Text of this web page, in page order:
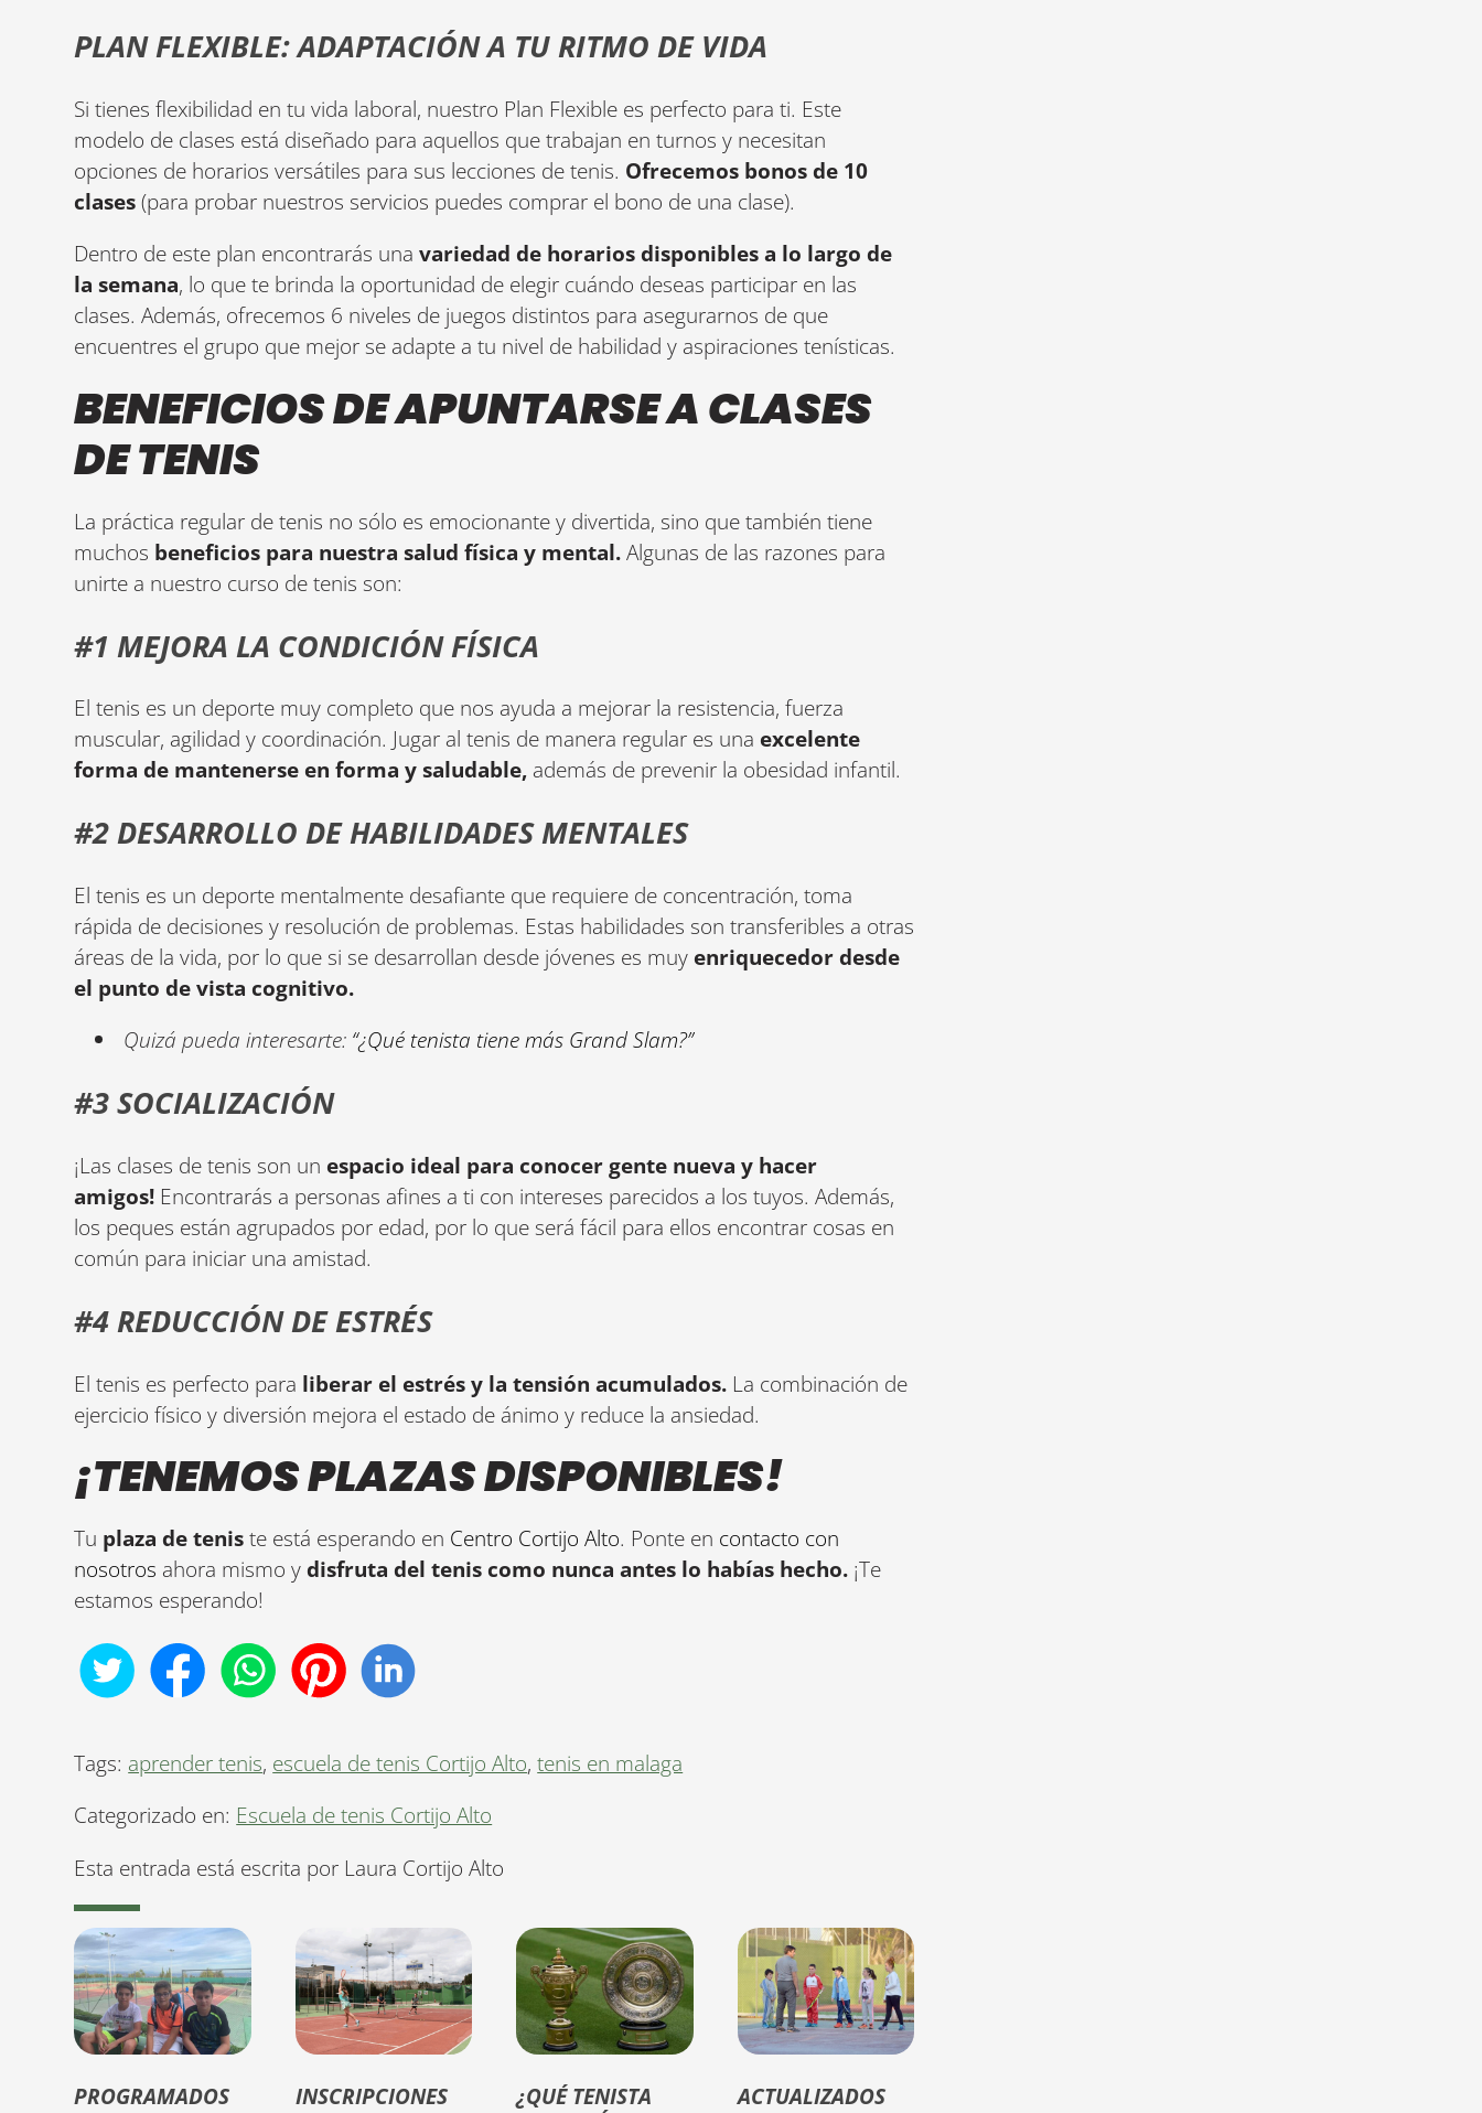
PLAN FLEXIBLE: ADAPTACIÓN A TU RITMO DE VIDA
Si tienes flexibilidad en tu vida laboral, nuestro Plan Flexible es perfecto para ti. Este
modelo de clases está diseñado para aquellos que trabajan en turnos y necesitan
opciones de horarios versátiles para sus lecciones de tenis. Ofrecemos bonos de 10
clases(para probar nuestros servicios puedes comprar el bono de una clase).
Dentro de este plan encontrarás una variedad de horarios disponibles a lo largo de
la semana, lo que te brinda la oportunidad de elegir cuándo deseas participar en las
clases. Además, ofrecemos 6 niveles de juegos distintos para asegurarnos de que
encuentres el grupo que mejor se adapte a tu nivel de habilidad y aspiraciones tenísticas.
BENEFICIOS DE APUNTARSE A CLASES
DE TENIS
La práctica regular de tenis no sólo es emocionante y divertida, sino que también tiene
muchos beneficios para nuestra salud física y mental.Algunas de las razones para
unirte a nuestro curso de tenis son:
#1 MEJORA LA CONDICIÓN FÍSICA
El tenis es un deporte muy completo que nos ayuda a mejorar la resistencia, fuerza
muscular, agilidad y coordinación. Jugar al tenis de manera regular es una excelente
forma de mantenerse en forma y saludable, además de prevenir la obesidad infantil.
#2 DESARROLLO DE HABILIDADES MENTALES
El tenis es un deporte mentalmente desafiante que requiere de concentración, toma
rápida de decisiones y resolución de problemas. Estas habilidades son transferibles a otras
áreas de la vida, por lo que si se desarrollan desde jóvenes es muy enriquecedor desde
el punto de vista cognitivo.
Quizá pueda interesarte: “¿Qué tenista tiene más Grand Slam?”
#3 SOCIALIZACIÓN
¡Las clases de tenis son un espacio ideal para conocer gente nueva y hacer
amigos! Encontrarás a personas afines a ti con intereses parecidos a los tuyos. Además,
los peques están agrupados por edad, por lo que será fácil para ellos encontrar cosas en
común para iniciar una amistad.
#4 REDUCCIÓN DE ESTRÉS
El tenis es perfecto para liberar el estrés y la tensión acumulados. La combinación de
ejercicio físico y diversión mejora el estado de ánimo y reduce la ansiedad.
¡TENEMOS PLAZAS DISPONIBLES!
Tu plaza de teniste está esperando en Centro Cortijo Alto. Ponte en contacto con
nosotros ahora mismo ydisfruta del tenis como nunca antes lo habías hecho. ¡Te
estamos esperando!
Tags: aprender tenis, escuela de tenis Cortijo Alto,tenis en malaga
Categorizado en: Escuela de tenis Cortijo Alto
Esta entrada está escrita por Laura Cortijo Alto
PROGRAMADOS
INSCRIPCIONES
¿QUÉ TENISTA
ACTUALIZADOS